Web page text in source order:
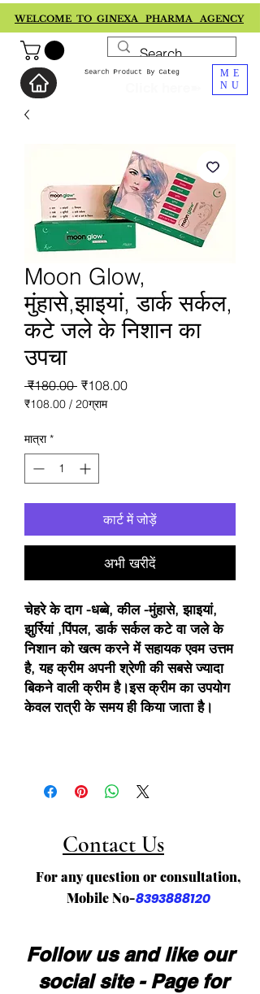
WELCOME TO GINEXA PHARMA AGENCY
ME
NU
Moon Glow,
मुंहासे,झाइयां, डार्क सर्कल,
कटे जले के निशान का
उपचा
₹180.00 नियमित
मूल्य
₹108.00बिक्री
₹108.00 / 20ग्राम
प्रति
20
ग्राम
मात्रा *
कार्ट में जोड़ें
अभी खरीदें
चेहरे के दाग -धब्बे, कील -मुंहासे, झाइयां,
झुर्रियां ,पिंपल, डार्क सर्कल कटे वा जले के
निशान को खत्म करने में सहायक एवम उत्तम
है, यह क्रीम अपनी श्रेणी की सबसे ज्यादा
बिकने वाली क्रीम है।इस क्रीम का उपयोग
केवल रात्री के समय ही किया जाता है।
Contact Us
For any question or consultation,
Mobile No-8393888120
Follow us and like our
social site - Page for